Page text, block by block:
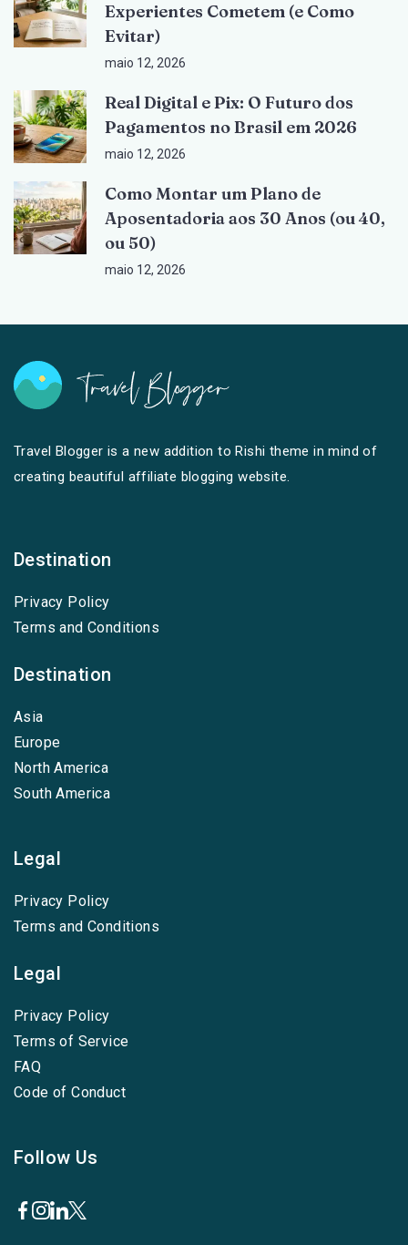
Experientes Cometem (e Como
Evitar)
maio 12, 2026
Real Digital e Pix: O Futuro dos
Pagamentos no Brasil em 2026
maio 12, 2026
Como Montar um Plano de
Aposentadoria aos 30 Anos (ou 40,
ou 50)
maio 12, 2026
Travel Blogger is a new addition to Rishi theme in mind of
creating beautiful affiliate blogging website.
Destination
Privacy Policy
Terms and Conditions
Destination
Asia
Europe
North America
South America
Legal
Privacy Policy
Terms and Conditions
Legal
Privacy Policy
Terms of Service
FAQ
Code of Conduct
Follow Us